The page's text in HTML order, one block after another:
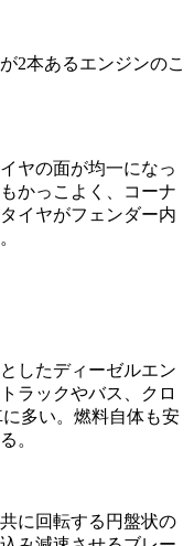
2本あるエンジンのこ
ヤの面が均一になっ
かっこよく、コーナ
イヤがフェンダー内
したディーゼルエン
ラックやバス、クロ
多い。燃料自体も安
。
に回転する円盤状の